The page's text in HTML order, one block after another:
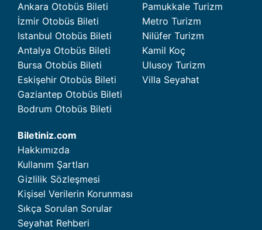
Ankara Otobüs Bileti
İzmir Otobüs Bileti
Istanbul Otobüs Bileti
Antalya Otobüs Bileti
Bursa Otobüs Bileti
Eskişehir Otobüs Bileti
Gaziantep Otobüs Bileti
Bodrum Otobüs Bileti
Pamukkale Turizm
Metro Turizm
Nilüfer Turizm
Kamil Koç
Ulusoy Turizm
Villa Seyahat
Biletiniz.com
Hakkımızda
Kullanım Şartları
Gizlilik Sözleşmesi
Kişisel Verilerin Korunması
Sıkça Sorulan Sorular
Seyahat Rehberi